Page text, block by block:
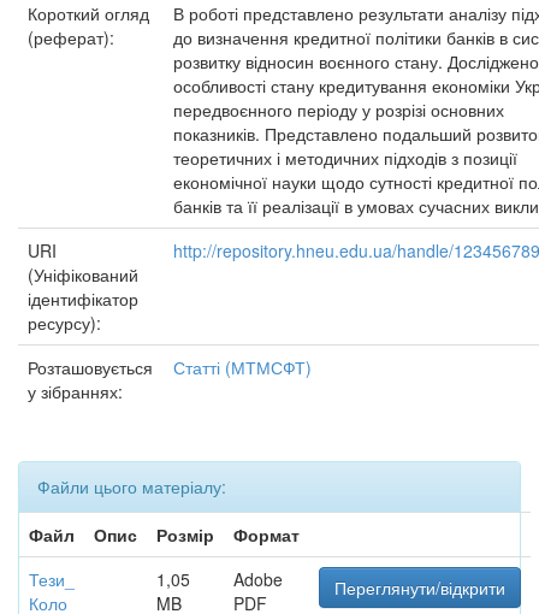
Короткий огляд
(реферат):
В роботі представлено результати аналізу
до визначення кредитної політики банків в
розвитку відносин воєнного стану. Досліджено
особливості стану кредитування економіки
передвоєнного періоду у розрізі основних
показників. Представлено подальший
теоретичних і методичних підходів з позиції
економічної науки щодо сутності кредитної
банків та її реалізації в умовах сучасних
URI
(Уніфікований
ідентифікатор
ресурсу):
http://repository.hneu.edu.ua/handle/
Розташовується
у зібраннях:
Статті (МТМСФТ)
Файли цього матеріалу:
Файл
Опис Розмір
Формат
Тези_
Коло
1,05
MB
Adobe
PDF
Переглянути/відкрити